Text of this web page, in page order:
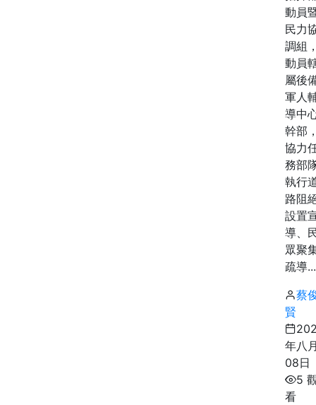
動員
民力
調組
動員
屬後
軍人
導中
幹部
協力
務部
執行
路阻
設置
導、
眾聚
疏導...
蔡
賢
年八
08日
5
看